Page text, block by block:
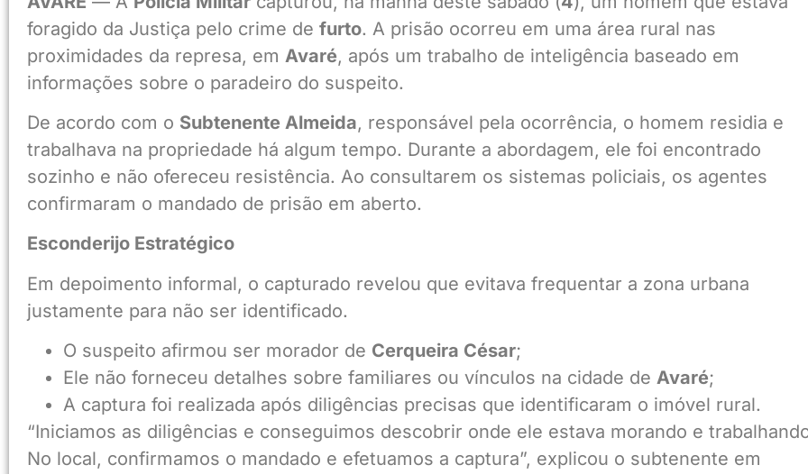
foragido da Justiça pelo crime de furto. A prisão ocorreu em uma área rural nas
proximidades da represa, em Avaré, após um trabalho de inteligência baseado em
informações sobre o paradeiro do suspeito.
De acordo com o Subtenente Almeida, responsável pela ocorrência, o homem residia e
trabalhava na propriedade há algum tempo. Durante a abordagem, ele foi encontrado
sozinho e não ofereceu resistência. Ao consultarem os sistemas policiais, os agentes
confirmaram o mandado de prisão em aberto.
Esconderijo Estratégico
Em depoimento informal, o capturado revelou que evitava frequentar a zona urbana
justamente para não ser identificado.
O suspeito afirmou ser morador de Cerqueira César;
Ele não forneceu detalhes sobre familiares ou vínculos na cidade de Avaré;
A captura foi realizada após diligências precisas que identificaram o imóvel rural.
“Iniciamos as diligências e conseguimos descobrir onde ele estava morando e
No local, confirmamos o mandado e efetuamos a captura”, explicou o subtenente em